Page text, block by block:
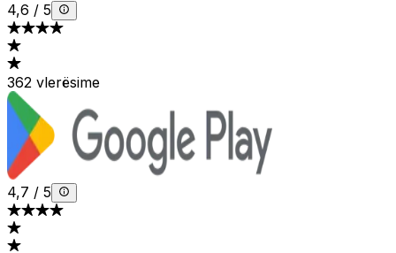
4,6 / 5
362 vlerësime
4,7 / 5